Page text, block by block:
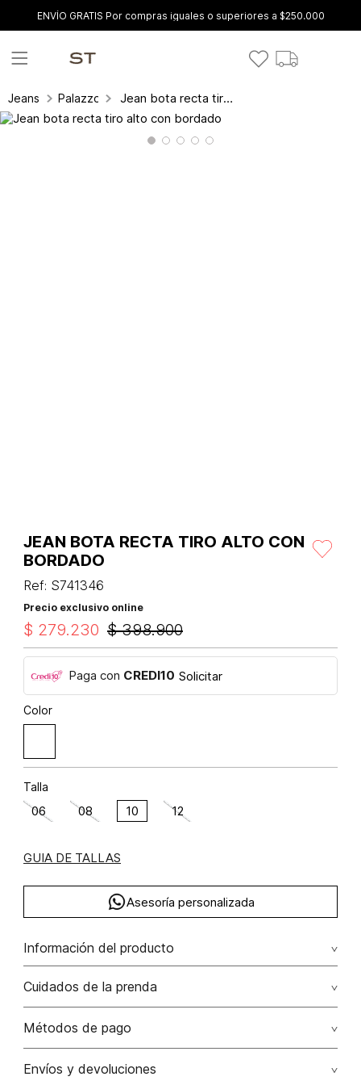
ENVÍO GRATIS Por compras iguales o superiores a $250.000
Jeans Palazzo Jean bota recta tiro alto con bordado
JEAN BOTA RECTA TIRO ALTO CON
BORDADO
Ref: S741346
Precio exclusivo online
$ 398.900
$ 279.230
Paga con CREDI10 Solicitar
Color
Talla
06 08 10 12
GUIA DE TALLAS
Asesoría personalizada
Información del producto
Jean bota recta tiro alto con bordado algodón 100% 100.00%
algodón/cotton
Cuidados de la prenda
No remojar. no retorcer / ni exprimir. el acabado rústico de
No usar lejia
Métodos de pago
Tarjetas de crédito: Visa, Dinners, Master Card y American
Envíos y devoluciones